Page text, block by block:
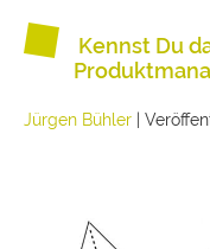
Kennst Du
Jürgen Bühler